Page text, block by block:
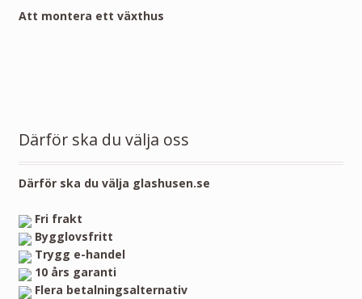
Att montera ett växthus
Därför ska du välja oss
Därför ska du välja glashusen.se
Fri frakt
Bygglovsfritt
Trygg e-handel
10 års garanti
Flera betalningsalternativ